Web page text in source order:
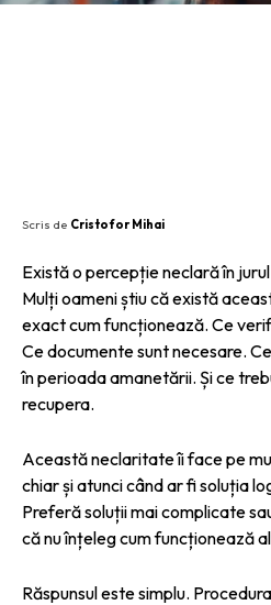
Scris de Cristofor Mihai
Există o percepție neclară în
Mulți oameni știu că există
exact cum funcționează. Ce
Ce documente sunt necesare.
în perioada amanetării. Și ce
recupera.
Această neclaritate îi face pe
chiar și atunci când ar fi soluția
Preferă soluții mai complicate
că nu înțeleg cum funcționează
Răspunsul este simplu.